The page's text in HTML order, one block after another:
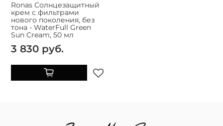
Ronas Солнцезащитный
крем с фильтрами
нового поколения, без
тона - WaterFull Green
Sun Cream, 50 мл
3 830 руб.